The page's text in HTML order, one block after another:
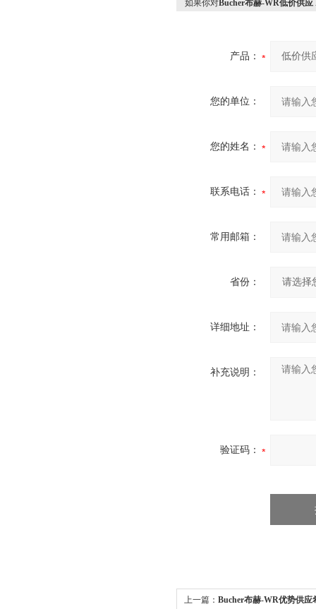
如果你对Bucher布赫-WR低价供
产品：
您的单位：
您的姓名：
联系电话：
常用邮箱：
省份：
详细地址：
补充说明：
验证码：
上一篇： Bucher布赫-WR优势供应